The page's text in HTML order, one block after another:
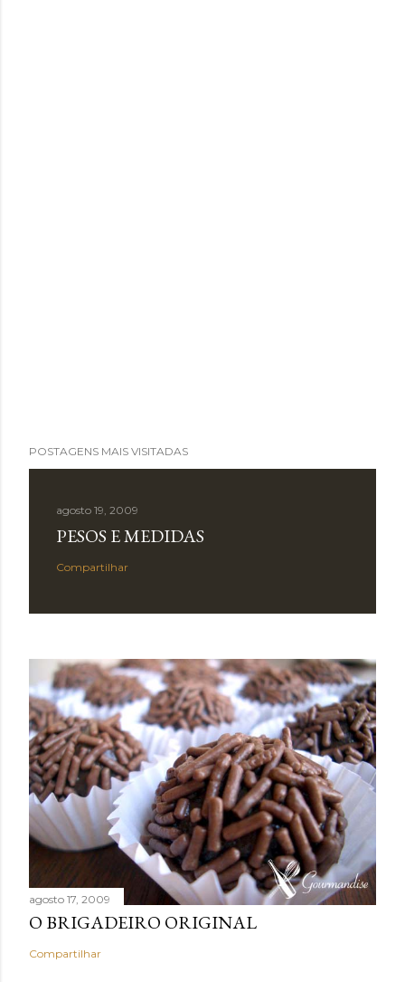
POSTAGENS MAIS VISITADAS
agosto 19, 2009
PESOS E MEDIDAS
Compartilhar
agosto 17, 2009
O BRIGADEIRO ORIGINAL
Compartilhar